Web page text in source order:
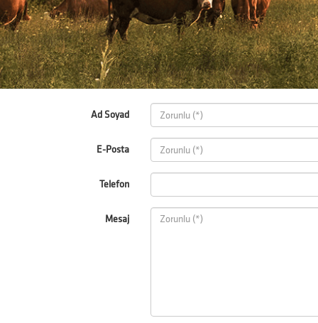
Ad Soyad
E-Posta
Telefon
Mesaj